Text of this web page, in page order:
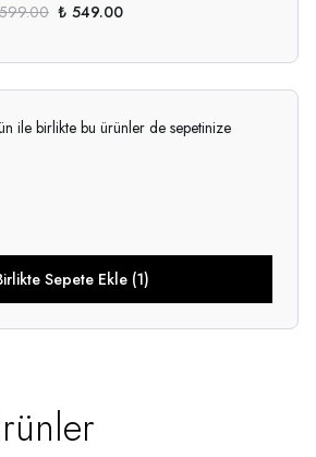
₺ 549.00
ile birlikte bu ürünler de sepetinize
Sepete Ekle (1)